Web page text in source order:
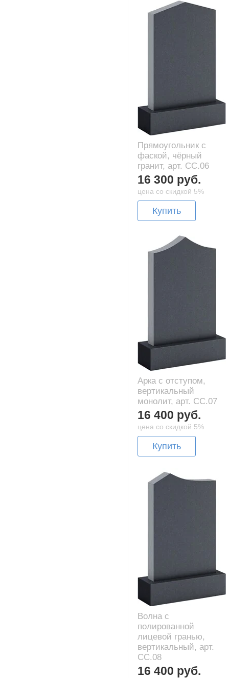
Прямоугольник с
фаской, чёрный
гранит, арт. CC.06
16 300 руб.
цена со скидкой 5%
Купить
Арка с отступом,
вертикальный
монолит, арт. CC.07
16 400 руб.
цена со скидкой 5%
Купить
Волна с
полированной
лицевой гранью,
вертикальный, арт.
CC.08
16 400 руб.